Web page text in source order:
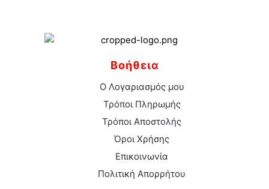
Βοήθεια
Ο Λογαριασμός μου
Τρόποι Πληρωμής
Τρόποι Αποστολής
Όροι Χρήσης
Επικοινωνία
Πολιτική Απορρήτου